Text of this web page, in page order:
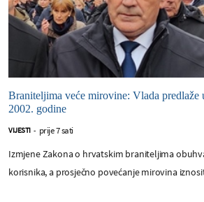
Braniteljima veće mirovine: Vlada predlaže
2002. godine
VIJESTI - prije 7 sati
Izmjene Zakona o hrvatskim braniteljima
korisnika, a prosječno povećanje mirovina